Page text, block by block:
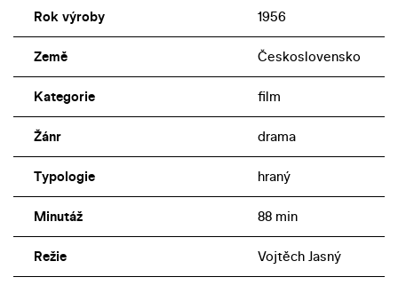
Rok výroby 1956
Země Československo
Kategorie film
Žánr drama
Typologie hraný
Minutáž 88 min
Režie Vojtěch Jasný